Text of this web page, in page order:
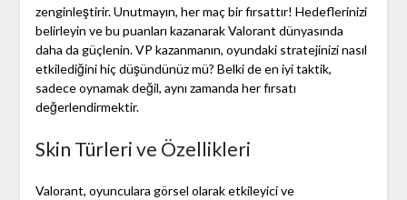
zenginleştirir. Unutmayın, her maç bir fırsattır! Hedeflerinizi
belirleyin ve bu puanları kazanarak Valorant dünyasında
daha da güçlenin. VP kazanmanın, oyundaki stratejinizi nasıl
etkilediğini hiç düşündünüz mü? Belki de en iyi taktik,
sadece oynamak değil, aynı zamanda her fırsatı
değerlendirmektir.
Skin Türleri ve Özellikleri
Valorant, oyunculara görsel olarak etkileyici ve